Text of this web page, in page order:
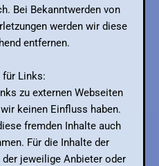
Bei Bekanntwerden von
werden wir diese
entfernen.
für Links:
zu externen Webseiten
keinen Einfluss haben.
fremden Inhalte auch
Für die Inhalte der
jeweilige Anbieter oder